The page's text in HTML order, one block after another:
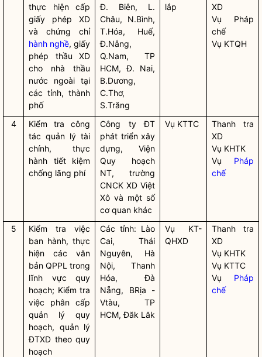
thực hiện cấp
giấy phép XD
và chứng chỉ
hành nghề, giấy
phép thầu XD
cho nhà thầu
nước ngoài tại
các tỉnh, thành
phố
Đ. Biên, L.
Châu, N.Bình,
T.Hóa, Huế,
Đ.Nẵng,
Q.Nam, TP
HCM, Đ. Nai,
B.Dương,
C.Thơ,
S.Trăng
lắp
XD
Vụ Pháp
chế
Vụ KTQH
4 Kiểm tracông
tác quản lý tài
chính, thực
hành tiết kiệm
chống lãng phí
Công ty ĐT
phát triển xây
dựng, Viện
Quy hoạch
NT, trường
CNCK XD Việt
Xô và một số
cơ quan khác
Vụ KTTC
Thanh tra
XD
Vụ KHTK
Vụ Pháp
chế
5
Kiểm tra việc
ban hành, thực
hiện các văn
bản QPPL trong
lĩnh vực quy
hoạch; Kiểm tra
việc phân cấp
quản lý quy
hoạch, quản lý
ĐTXD theo quy
hoạch
Các tỉnh: Lào
Cai, Thái
Nguyên, Hà
Nội, Thanh
Hóa, Đà
Nẵng, BRịa -
Vtàu, TP
HCM, Đăk Lăk
Vụ KT-
QHXD
Thanh tra
XD
Vụ KHTK
Vụ KTTC
Vụ Pháp
chế